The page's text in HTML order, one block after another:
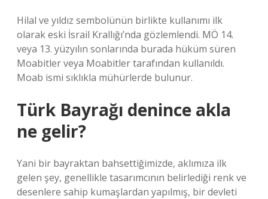
Hilal ve yıldız sembolünün birlikte kullanımı ilk
olarak eski İsrail Krallığı’nda gözlemlendi. MÖ 14.
veya 13. yüzyılın sonlarında burada hüküm süren
Moabitler veya Moabitler tarafından kullanıldı.
Moab ismi sıklıkla mühürlerde bulunur.
Türk Bayrağı denince akla
ne gelir?
Yani bir bayraktan bahsettiğimizde, aklımıza ilk
gelen şey, genellikle tasarımcının belirlediği renk ve
desenlere sahip kumaşlardan yapılmış, bir devleti